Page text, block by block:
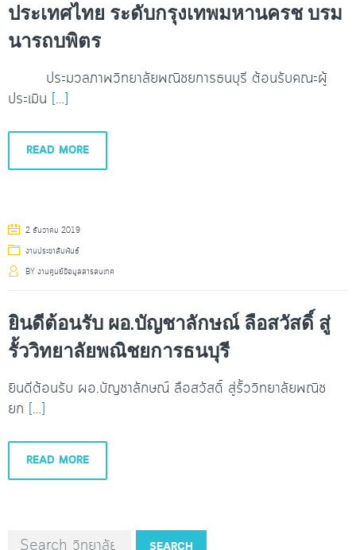
ประเทศไทย ระดับกรุงเทพมหานครช บรม
นารถบพิตร
ประมวลภาพวิทยาลัยพณิชยการธนบุรี ต้อนรับคณะผู้
ประเมิน […]
READ MORE
2 ธันวาคม 2019
งานประชาสัมพันธ์
BY งานศูนย์ข้อมูลสารสนเทศ
ยินดีต้อนรับ ผอ.บัญชาลักษณ์ ลือสวัสดิ์ สู่
รั้ววิทยาลัยพณิชยการธนบุรี
ยินดีต้อนรับ ผอ.บัญชาลักษณ์ ลือสวัสดิ์ สู่รั้ววิทยาลัยพณิช
ยก […]
READ MORE
SEARCH